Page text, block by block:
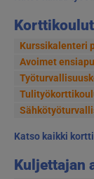
Kurssikalenteri
Avoimet
Katso kaikki
Kuljettajan